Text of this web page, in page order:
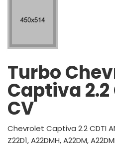
Turbo
Captiva 2.2
CV
Chevrolet Captiva 2.2 CDTI
Z22D1, A22DMH, A22DM,